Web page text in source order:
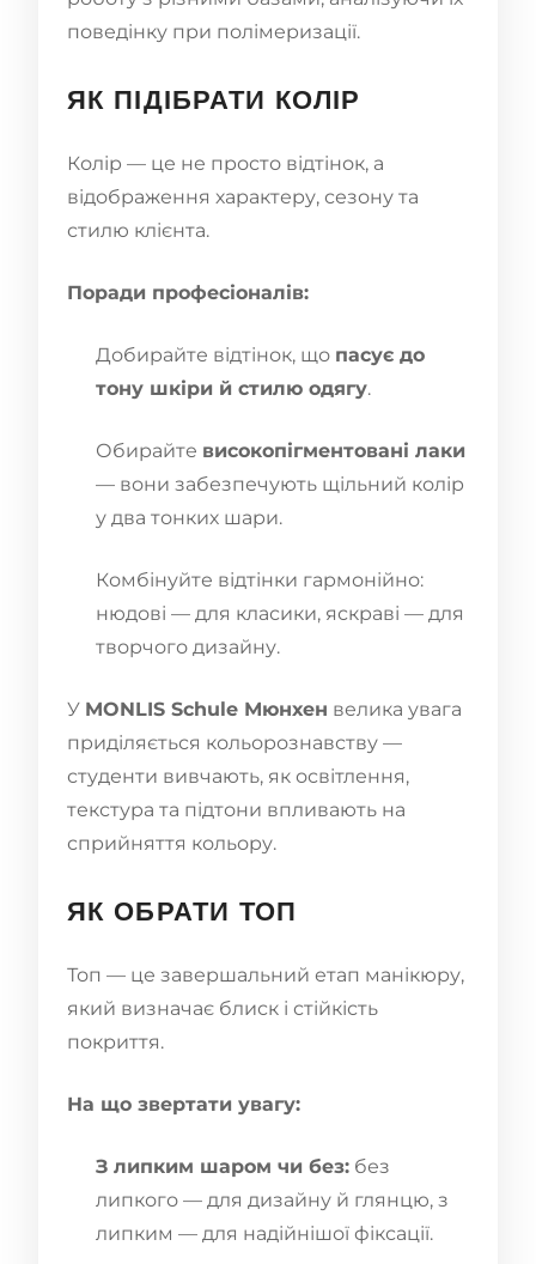
поведінку при полімеризації.
ЯК ПІДІБРАТИ КОЛІР
Колір — це не просто відтінок, а
відображення характеру, сезону та
стилю клієнта.
Поради професіоналів:
Добирайте відтінок, що пасує до
тону шкіри й стилю одягу.
Обирайте високопігментовані лаки
— вони забезпечують щільний колір
у два тонких шари.
Комбінуйте відтінки гармонійно:
нюдові — для класики, яскраві — для
творчого дизайну.
У MONLIS Schule Мюнхен велика увага
приділяється кольорознавству —
студенти вивчають, як освітлення,
текстура та підтони впливають на
сприйняття кольору.
ЯК ОБРАТИ ТОП
Топ — це завершальний етап манікюру,
який визначає блиск і стійкість
покриття.
На що звертати увагу:
З липким шаром чи без: без
липкого — для дизайну й глянцю, з
липким — для надійнішої фіксації.